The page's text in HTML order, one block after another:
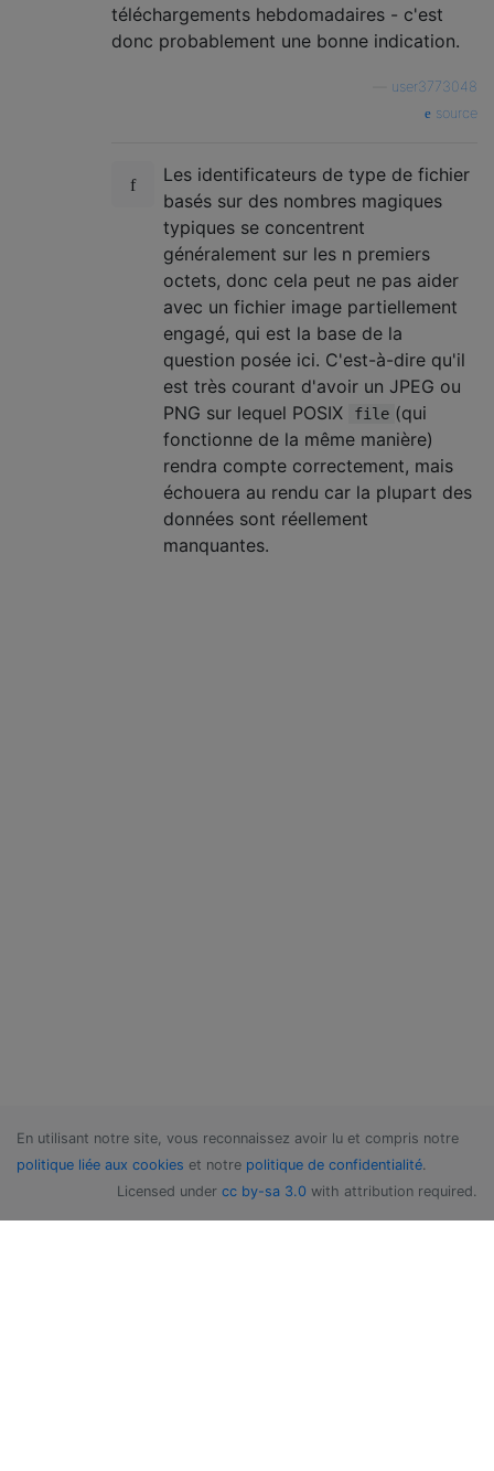
téléchargements hebdomadaires - c'est
donc probablement une bonne indication.
user3773048
source
Les identificateurs de type de fichier
basés sur des nombres magiques
typiques se concentrent
généralement sur les n premiers
octets, donc cela peut ne pas aider
avec un fichier image partiellement
engagé, qui est la base de la
question posée ici. C'est-à-dire qu'il
est très courant d'avoir un JPEG ou
PNG sur lequel POSIX
file (qui
fonctionne de la même manière)
rendra compte correctement, mais
échouera au rendu car la plupart des
données sont réellement
manquantes.
En utilisant notre site, vous reconnaissez avoir lu et compris notre
politique liée aux cookies et notre politique de confidentialité.
Licensed under cc by-sa 3.0 with attribution required.